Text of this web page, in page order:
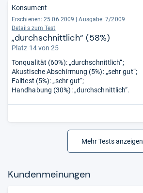
Konsument
Erschienen: 25.06.2009
Ausgabe: 7/2009
Details zum Test
„durchschnittlich“ (58%)
Platz 14 von 25
Tonqualität (60%): „durchschnittlich“;
Akustische Abschirmung (5%): „sehr gut“;
Falltest (5%): „sehr gut“;
Handhabung (30%): „durchschnittlich“.
Mehr Tests anzeigen
Kun­den­mei­nun­gen